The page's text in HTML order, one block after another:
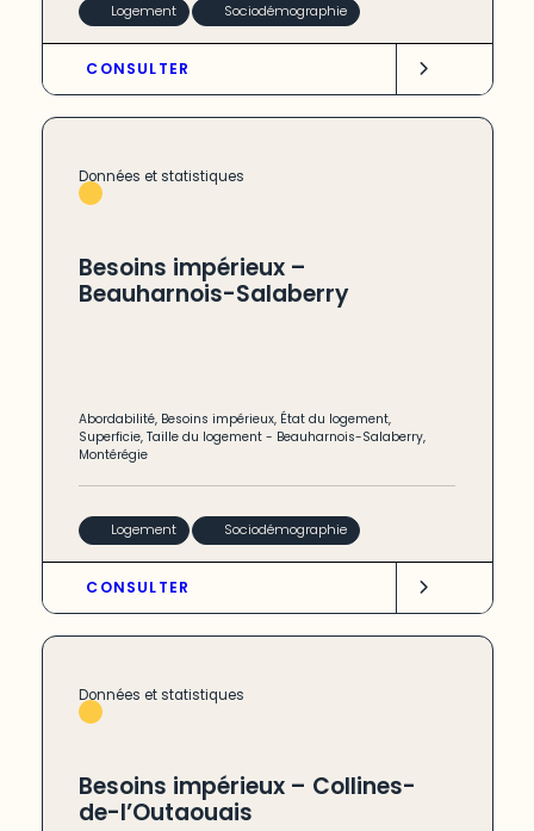
Logement Sociodémographie
CONSULTER
Données et statistiques
Besoins impérieux –
Beauharnois-Salaberry
Abordabilité, Besoins impérieux, État du logement,
Superficie,Taille du logement - Beauharnois-Salaberry,
Montérégie
Logement Sociodémographie
CONSULTER
Données et statistiques
Besoins impérieux – Collines-
de-l’Outaouais